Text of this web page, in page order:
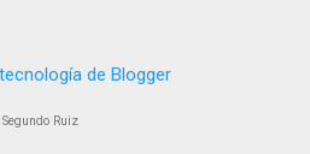
de Blogger
Segundo Ruiz